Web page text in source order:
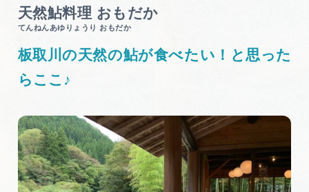
モデルコース
スポット・体験
イベント
グルメ
行きたいリストを見る
天然鮎料理 おもだか
てんねんあゆりょうり おもだか
板取川の天然の鮎が食べたい！と思った
らここ♪